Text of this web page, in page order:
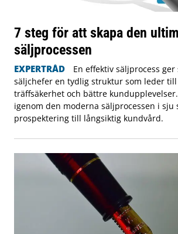
7 steg för att skapa den
säljprocessen
EXPERTRÅD
En effektiv säljprocess ger
säljchefer en tydlig struktur som leder
träffsäkerhet och bättre
igenom den moderna säljprocessen i sju
prospektering till långsiktig kundvård.